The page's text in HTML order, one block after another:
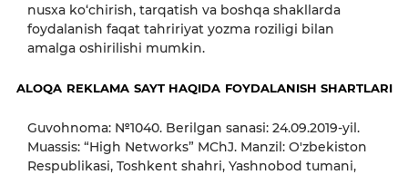
nusxa ko‘chirish, tarqatish va boshqa shakllarda
foydalanish faqat tahririyat yozma roziligi bilan
amalga oshirilishi mumkin.
ALOQA REKLAMA SAYT HAQIDA FOYDALANISH SHARTLARI
Guvohnoma: №1040. Berilgan sanasi: 24.09.2019-yil.
Muassis: “High Networks” MChJ. Manzil: O'zbekiston
Respublikasi, Toshkent shahri, Yashnobod tumani,